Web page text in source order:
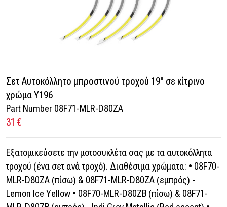
Σετ Αυτοκόλλητο μπροστινού τροχού 19" σε κίτρινο
χρώμα Y196
Part Number 08F71-MLR-D80ZA
31 €
Εξατομικεύσετε την μοτοσυκλέτα σας με τα αυτοκόλλητα
τροχού (ένα σετ ανά τροχό). Διαθέσιμα χρώματα: • 08F70-
MLR-D80ZA (πίσω) & 08F71-MLR-D80ZA (εμπρός) -
Lemon Ice Yellow • 08F70-MLR-D80ZB (πίσω) & 08F71-